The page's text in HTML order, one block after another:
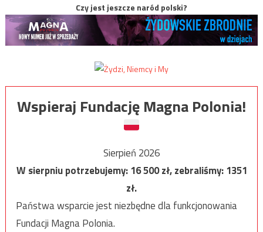
Czy jest jeszcze naród polski?
Wspieraj Fundację Magna Polonia!
Sierpień 2026
W sierpniu potrzebujemy:16 500zł, zebraliśmy:1351
zł.
Państwa wsparcie jest niezbędne dla funkcjonowania
Fundacji Magna Polonia.